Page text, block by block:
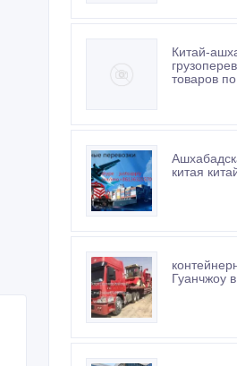
Китай-
товаров
китая
Гуанчжоу